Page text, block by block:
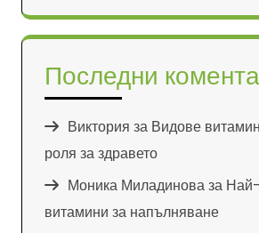
Последни
Виктория за Видове
роля за здравето
Моника Миладиноваза
витамини за напълняване